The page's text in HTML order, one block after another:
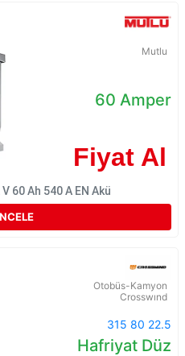
Mutlu
60 Amper
Fiyat Al
60 Ah 540 A EN Akü
Otobüs-Kamyon
Crosswınd
315 80 22.5
Hafriyat Düz